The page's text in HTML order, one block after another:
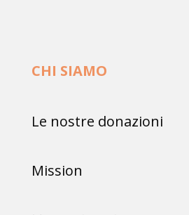
CHI SIAMO
Le nostre donazioni
Mission